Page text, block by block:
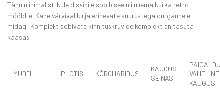
Tänu minimalistlikule disainile sobib see nii uuema kui ka retro
mööblile. Kahe värvivaliku ja erinevate suurustega on igaühele
midagi. Komplekt sobivate kinnituskruvide komplekt on tasuta
kaasas.
MUDEL PLOTIS KÕRGHARIDUS
KAUGUS
SEINAST
VAHELINE
KAUGUS